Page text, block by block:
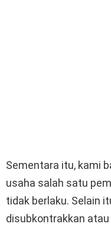
Sementara itu, kami
usaha salah satu
tidak berlaku. Selain
disubkontrakkan